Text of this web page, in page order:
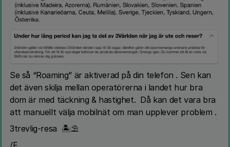
Se så “Roaming” är aktiverad på din telefon . Sen kan
det även skilja mellan operatörerna i landet hur bra
dom är med täckning & hastighet. Då kan det vara bra
att manuellt välja mobilnät om man upplever problem .
3trevlig-resa 🏝⛱
/F